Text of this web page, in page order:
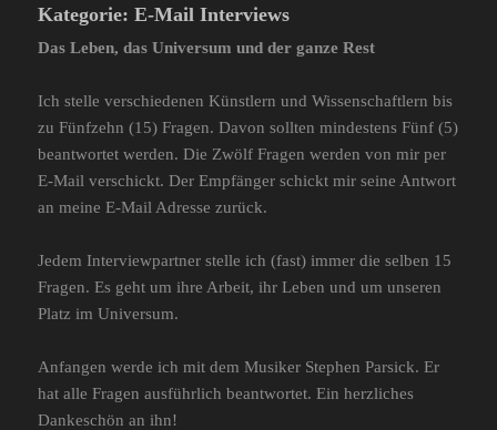
Kategorie:E-Mail Interviews
Das Leben, das Universum und der ganze Rest
Ich stelle verschiedenen Künstlern und Wissenschaftlern bis
zu Fünfzehn (15) Fragen. Davon sollten mindestens Fünf (5)
beantwortet werden. Die Zwölf Fragen werden von mir per
E-Mail verschickt. Der Empfänger schickt mir seine Antwort
an meine E-Mail Adresse zurück.
Jedem Interviewpartner stelle ich (fast) immer die selben 15
Fragen. Es geht um ihre Arbeit, ihr Leben und um unseren
Platz im Universum.
Anfangen werde ich mit dem Musiker Stephen Parsick. Er
hat alle Fragen ausführlich beantwortet. Ein herzliches
Dankeschön an ihn!